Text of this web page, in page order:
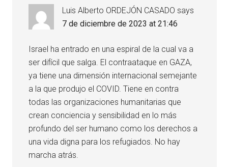
Luis Alberto ORDEJÓN CASADO says
7 de diciembre de 2023 at 21:46
Israel ha entrado en una espiral de la cual va a
ser difícil que salga. El contraataque en GAZA,
ya tiene una dimensión internacional semejante
a la que produjo el COVID. Tiene en contra
todas las organizaciones humanitarias que
crean conciencia y sensibilidad en lo más
profundo del ser humano como los derechos a
una vida digna para los refugiados. No hay
marcha atrás.